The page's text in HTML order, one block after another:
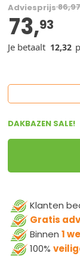
Adviesprijs86,97
73,93
Je betaalt 12,32
DAKBAZEN SALE!
Klanten
Gratis
Binnen 1
100%